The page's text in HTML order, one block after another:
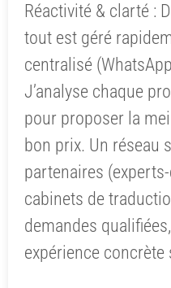
Réactivité & clarté :
tout est géré
centralisé
J’analyse chaque
pour proposer la
bon prix. Un réseau
partenaires
cabinets de
demandes
expérience concrète